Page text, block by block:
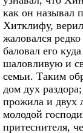
как он называл
Хитклифу,
жаловался
баловал его
шаловливую и
семьи. Таким
дом дух
прожила и двух
молодой
притеснителя,